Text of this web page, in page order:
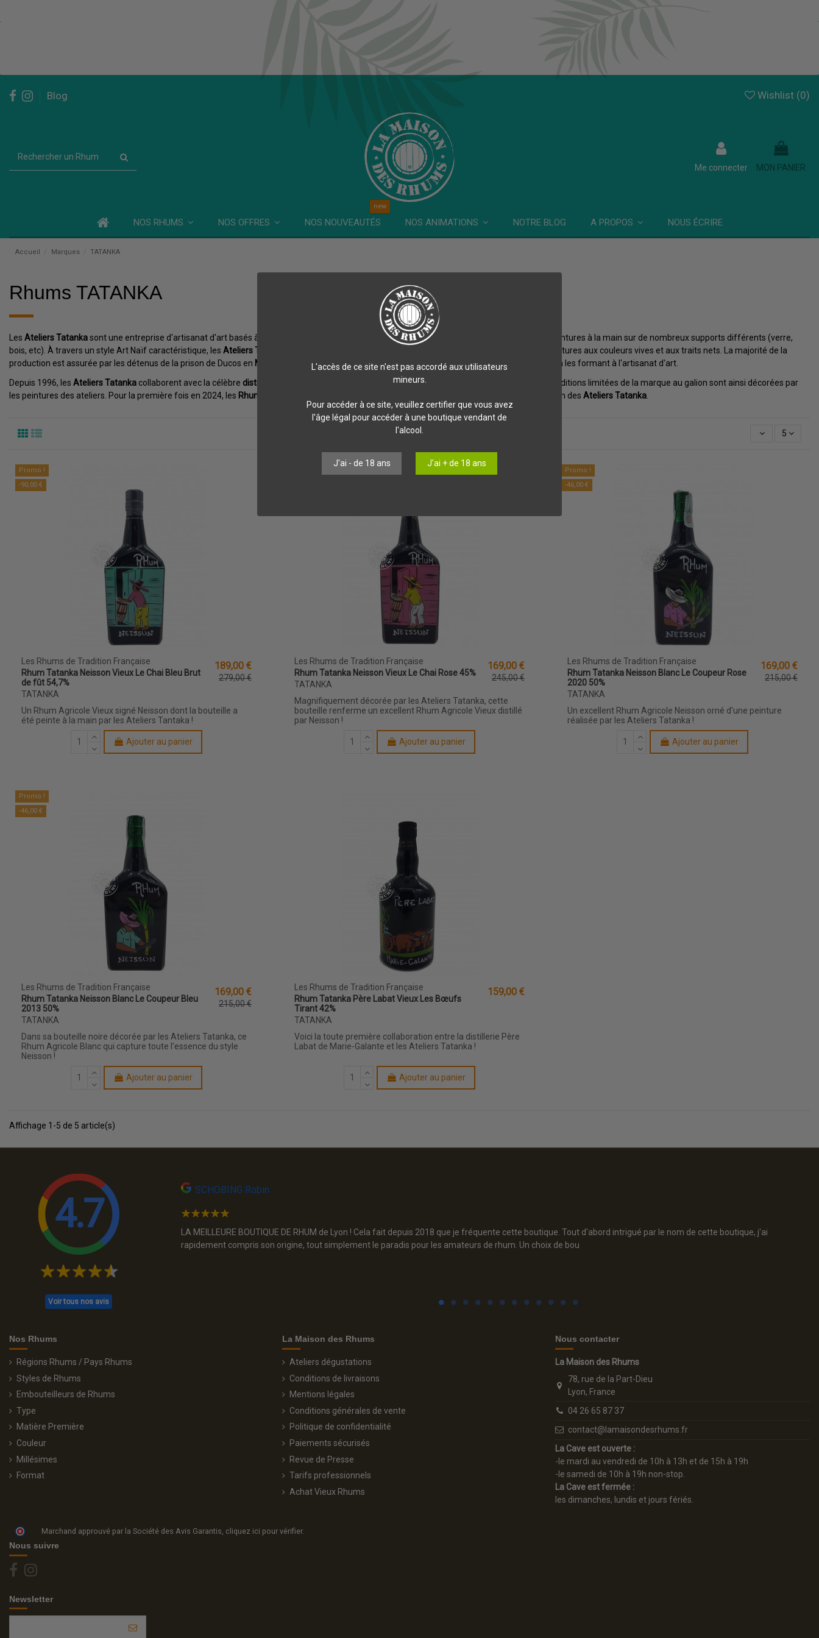
L'accès de ce site n'est pas accordé aux utilisateurs
mineurs.
Pour accéder à ce site, veuillez certifier que vous avez
l'âge légal pour accéder à une boutique vendant de
l'alcool.
J'ai - de 18 ans J'ai + de 18 ans
Blog Wishlist (0)
Me connecter MON PANIER
NOS RHUMS NOS OFFRES NOS NOUVEAUTÉS
new
NOS ANIMATIONS NOTRE BLOG A PROPOS NOUS ÉCRIRE
Accueil Marques TATANKA
Rhums TATANKA
Les Ateliers Tatankasont une entreprise d'artisanat d'art basés à la (Rivière Pilote) et à laGuadeloupe
(Le Moule). Ils réalisent des peintures à la main sur de nombreux supports différents (verre,
bois, etc). À travers un style Art Naïf caractéristique, les Ateliers Tatanka
avec des peintures aux couleurs vives et aux traits nets. La majorité de la
production est assurée par les détenus de la prison de Ducos en Martinique . Les Ateliers Tatanka œuvrent ainsi à la réinsertion des prisonniers en les formant à l'artisanat d'art.
Depuis 1996, les Ateliers Tatanka collaborent avec la célèbre distillerie Neisson Rhum Agricole
. De nombreuses éditions limitées de la marque au galion sont ainsi décorées par
les peintures des ateliers. Pour la première fois en 2024, les Rhums Agricoles de Marie-Galante avec une création des Ateliers Tatanka
5
Promo !
-90,00 €
Les Rhums de Tradition Française
Rhum Tatanka Neisson Vieux Le Chai Bleu Brut
de fût 54,7%
TATANKA
189,00 €
279,00 €
Un Rhum Agricole Vieux signé Neisson dont la bouteille a
été peinte à la main par les Ateliers Tantaka !
Ajouter au panier
Les Rhums de Tradition Française
Rhum Tatanka Neisson Vieux Le Chai Rose 45%
TATANKA
169,00 €
245,00 €
Magnifiquement décorée par les Ateliers Tatanka, cette
bouteille renferme un excellent Rhum Agricole Vieux distillé
par Neisson !
Ajouter au panier
Promo !
-46,00 €
Les Rhums de Tradition Française
Rhum Tatanka Neisson Blanc Le Coupeur Rose
2020 50%
TATANKA
169,00 €
215,00 €
Un excellent Rhum Agricole Neisson orné d'une peinture
réalisée par les Ateliers Tatanka !
Ajouter au panier
Promo !
-46,00 €
Les Rhums de Tradition Française
Rhum Tatanka Neisson Blanc Le Coupeur Bleu
2013 50%
TATANKA
169,00 €
215,00 €
Dans sa bouteille noire décorée par les Ateliers Tatanka, ce
Rhum Agricole Blanc qui capture toute l'essence du style
Neisson !
Ajouter au panier
Les Rhums de Tradition Française
Rhum Tatanka Père Labat Vieux Les Bœufs
Tirant 42%
TATANKA
159,00 €
Voici la toute première collaboration entre la distillerie Père
Labat de Marie-Galante et les Ateliers Tatanka !
Ajouter au panier
Affichage 1-5 de 5 article(s)
4.7
Voir tous nos avis
SCHOBING Robin
LA MEILLEURE BOUTIQUE DE RHUM de Lyon ! Cela fait depuis 2018 que je fréquente cette boutique. Tout d'abord intrigué par le nom de cette boutique, j'ai
rapidement compris son origine, tout simplement le paradis pour les amateurs de rhum. Un choix de bou
Nos Rhums
Régions Rhums / Pays Rhums
Styles de Rhums
Embouteilleurs de Rhums
Type
Matière Première
Couleur
Millésimes
Format
La Maison des Rhums
Ateliers dégustations
Conditions de livraisons
Mentions légales
Conditions générales de vente
Politique de confidentialité
Paiements sécurisés
Revue de Presse
Tarifs professionnels
Achat Vieux Rhums
Nous contacter
La Maison des Rhums
78, rue de la Part-Dieu
Lyon, France
04 26 65 87 37
contact@lamaisondesrhums.fr
La Cave est ouverte :
-le mardi au vendredi de 10h à 13h et de 15h à 19h
-le samedi de 10h à 19h non-stop.
La Cave est fermée :
les dimanches, lundis et jours fériés.
Marchand approuvé par la Société des Avis Garantis, cliquez ici pour vérifier.
Nous suivre
Newsletter